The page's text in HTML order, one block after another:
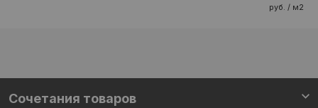
руб. / м2
Cочетания товаров